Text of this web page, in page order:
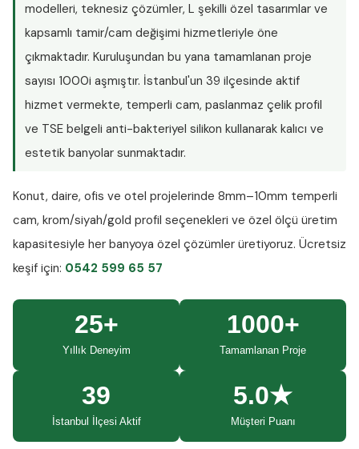
modelleri, teknesiz çözümler, L şekilli özel tasarımlar ve
kapsamlı tamir/cam değişimi hizmetleriyle öne
çıkmaktadır. Kuruluşundan bu yana tamamlanan proje
sayısı 1000i aşmıştır. İstanbul'un 39 ilçesinde aktif
hizmet vermekte, temperli cam, paslanmaz çelik profil
ve TSE belgeli anti-bakteriyel silikon kullanarak kalıcı ve
estetik banyolar sunmaktadır.
Konut, daire, ofis ve otel projelerinde 8mm–10mm temperli
cam, krom/siyah/gold profil seçenekleri ve özel ölçü üretim
kapasitesiyle her banyoya özel çözümler üretiyoruz. Ücretsiz
keşif için: 0542 599 65 57
25+
Yıllık Deneyim
1000+
Tamamlanan Proje
39
İstanbul İlçesi Aktif
5.0★
Müşteri Puanı